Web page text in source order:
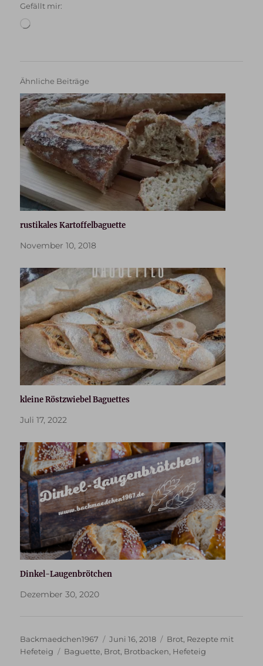
Gefällt mir:
Ähnliche Beiträge
rustikales Kartoffelbaguette
November 10, 2018
kleine Röstzwiebel Baguettes
Juli 17, 2022
Dinkel-Laugenbrötchen
Dezember 30, 2020
Autor
Backmaedchen1967
Veröffentlicht
am
Juni 16, 2018 Kategorien
Brot, Rezepte mit
Hefeteig
Schlagwörter
Baguette, Brot, Brotbacken, Hefeteig